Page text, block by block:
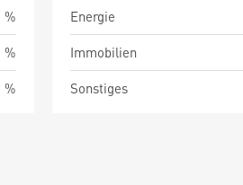
%
%
%
Energie
Immobilien
Sonstiges